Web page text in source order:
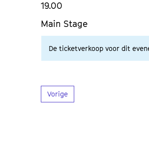
19.00
Main Stage
De ticketverkoop voor dit
Vorige